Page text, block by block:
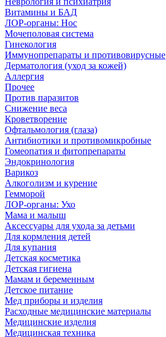
Витамины и БАД
ЛОР-органы: Нос
Мочеполовая система
Гинекология
Иммунопрепараты и противовирусные
Дерматология (уход за кожей)
Аллергия
Прочее
Против паразитов
Снижение веса
Кроветворение
Офтальмология (глаза)
Антибиотики и противомикробные
Гомеопатия и фитопрепараты
Эндокринология
Варикоз
Алкоголизм и курение
Гемморой
ЛОР-органы: Ухо
Мама и малыш
Аксессуары для ухода за детьми
Для кормления детей
Для купания
Детская косметика
Детская гигиена
Мамам и беременным
Детское питание
Мед приборы и изделия
Расходные медицинские материалы
Медицинские изделия
Медицинская техника